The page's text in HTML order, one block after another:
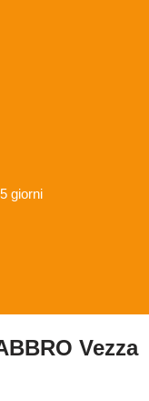
giorni
Vezza